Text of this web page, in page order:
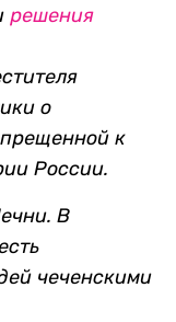
решения
о
к
России.
В
чеченскими